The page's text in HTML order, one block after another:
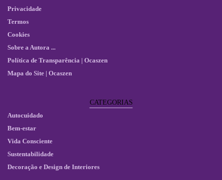
Privacidade
Termos
Cookies
Sobre a Autora ...
Política de Transparência | Ocaszen
Mapa do Site | Ocaszen
CATEGORIAS
Autocuidado
Bem-estar
Vida Consciente
Sustentabilidade
Decoração e Design de Interiores